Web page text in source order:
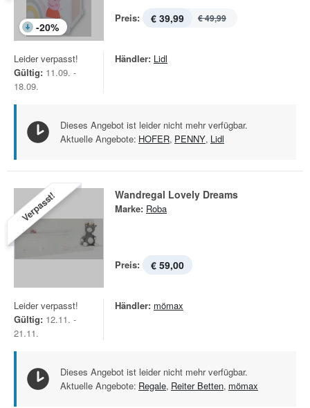
-20%
Preis: € 39,99 € 49,99
Leider verpasst!
Gültig: 11.09. -
18.09.
Händler: Lidl
Dieses Angebot ist leider nicht mehr verfügbar.
Aktuelle Angebote: HOFER, PENNY, Lidl
Verpasst! Wandregal Lovely Dreams
Marke: Roba
Preis: € 59,00
Leider verpasst!
Gültig: 12.11. -
21.11.
Händler: mömax
Dieses Angebot ist leider nicht mehr verfügbar.
Aktuelle Angebote: Regale, Reiter Betten, mömax